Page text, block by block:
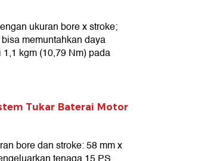
ukuran bore x stroke;
memuntahkan daya
kgm (10,79 Nm) pada
Tukar Baterai Motor
bore dan stroke: 58 mm x